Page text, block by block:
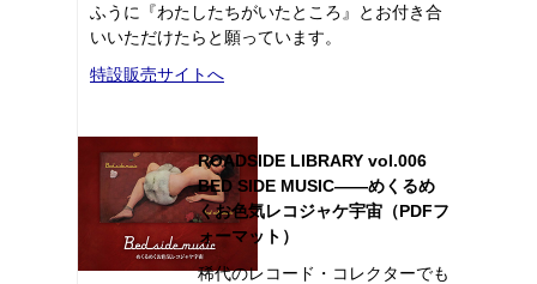
ふうに『わたしたちがいたところ』とお付き合
いいただけたらと願っています。
特設販売サイトへ
ROADSIDE LIBRARY vol.006
BED SIDE MUSIC――めくるめ
くお色気レコジャケ宇宙（PDFフ
ォーマット）
稀代のレコード・コレクターでも